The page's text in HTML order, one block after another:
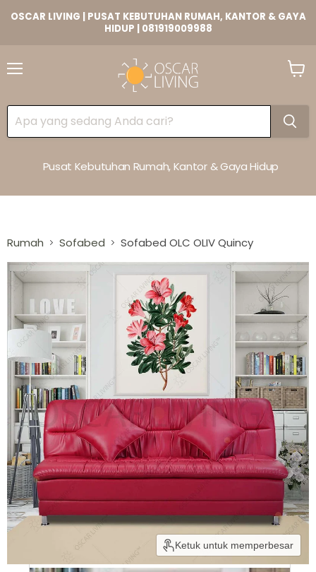
OSCAR LIVING | PUSAT KEBUTUHAN RUMAH, KANTOR & GAYA
HIDUP | 081919009988
Pusat Kebutuhan Rumah, Kantor & Gaya Hidup
Rumah Sofabed Sofabed OLC OLIV Quincy
Ketuk untuk memperbesar